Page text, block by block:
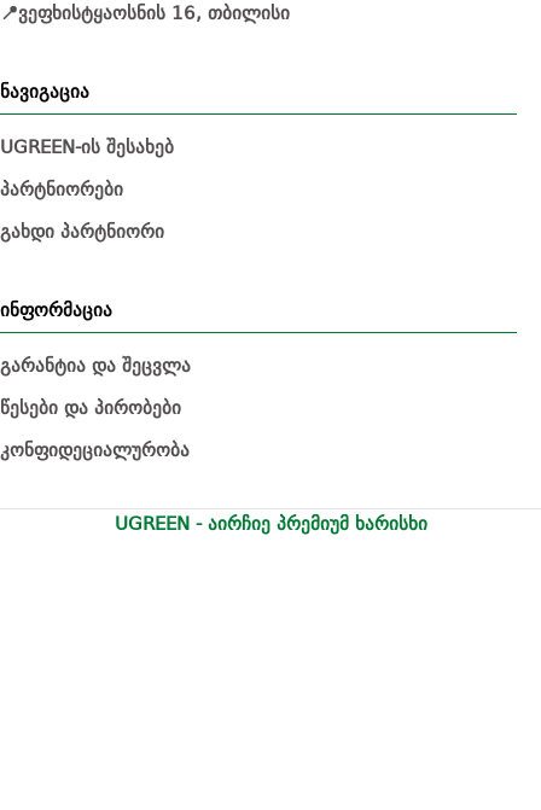
📍ვეფხისტყაოსნის 16, თბილისი
ნავიგაცია
UGREEN-ის შესახებ
პარტნიორები
გახდი პარტნიორი
ინფორმაცია
გარანტია და შეცვლა
წესები და პირობები
კონფიდეციალურობა
UGREEN - აირჩიე პრემიუმ ხარისხი